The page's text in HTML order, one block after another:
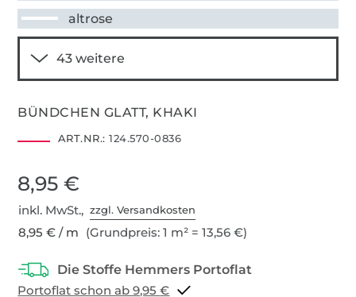
altrose
BÜNDCHEN GLATT, KHAKI
ART.NR.: 124.570-0836
8,95 €
inkl. MwSt.,zzgl. Versandkosten
8,95 € / m (Grundpreis: 1 m² = 13,56 €)
Portoflat schon ab 9,95 €